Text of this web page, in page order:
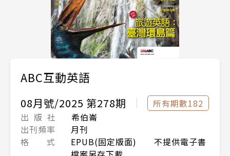
ABC互動英語
08月號/2025 第278期
所有期數182
出 版 社
希伯崙
出刊頻率
月刊
格 式
EPUB(固定版面) 不提供電子書